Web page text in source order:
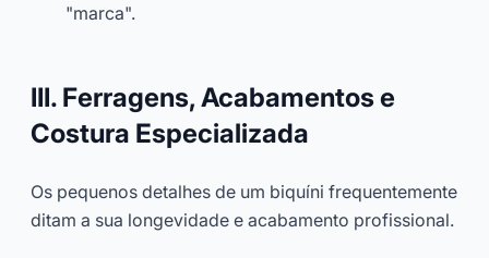
"marca".
III. Ferragens, Acabamentos e
Costura Especializada
Os pequenos detalhes de um biquíni frequentemente
ditam a sua longevidade e acabamento profissional.